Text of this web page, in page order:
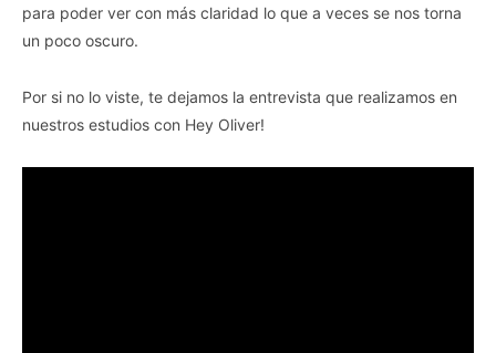
para poder ver con más claridad lo que a veces se nos torna
un poco oscuro.
Por si no lo viste, te dejamos la entrevista que realizamos en
nuestros estudios con Hey Oliver!